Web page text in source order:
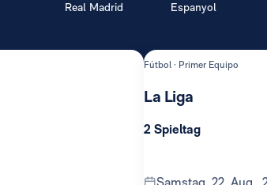
Real Madrid Espanyol
Fútbol · Primer Equipo
La Liga
2 Spieltag